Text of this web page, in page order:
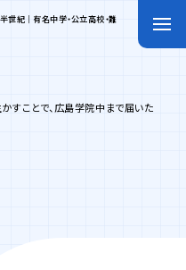
世紀｜有名中学・公立高校・難
すことで、広島学院中まで届いた